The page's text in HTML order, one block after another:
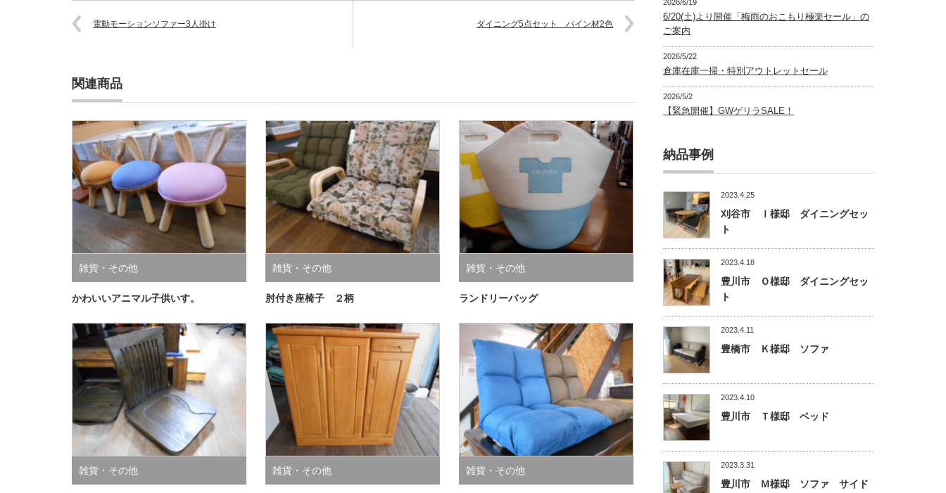
電動モーションソファー3人掛け ダイニング5点セット パイン材2色
関連商品
雑貨・その他
かわいいアニマル子供いす。
雑貨・その他
肘付き座椅子 ２柄
雑貨・その他
ランドリーバッグ
雑貨・その他 雑貨・その他 雑貨・その他
2026/6/19
6/20(土)より開催「梅雨のおこもり極楽セール」の
ご案内
2026/5/22
倉庫在庫一掃・特別アウトレットセール
2026/5/2
【緊急開催】GWゲリラSALE！
納品事例
2023.4.25
刈谷市 Ｉ様邸 ダイニングセッ
ト
2023.4.18
豊川市 Ｏ様邸 ダイニングセッ
ト
2023.4.11
豊橋市 Ｋ様邸 ソファ
2023.4.10
豊川市 Ｔ様邸 ベッド
2023.3.31
豊川市 Ｍ様邸 ソファ サイド